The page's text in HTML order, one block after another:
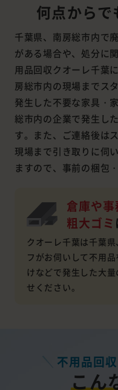
何点からで
千葉県、南房総市内で
がある場合や、処分に
用品回収クオーレ千葉
房総市内の現場までス
発生した不要な家具・
総市内の企業で発生し
す。また、ご連絡後は
現場まで引き取りに伺
ますので、事前の梱包
倉庫や
粗大ゴミ
クオーレ千葉は千葉
フがお伺いして不用
けなどで発生した大
せください。
不用品回
こん